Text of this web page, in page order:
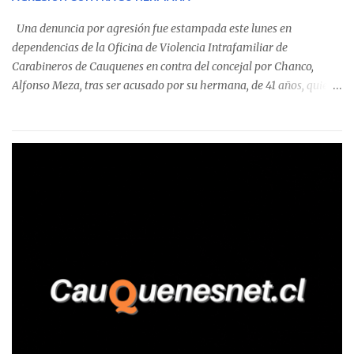
detectaron incumplimientos a la normativa vigente. El informe
precisa que la mayor cantidad de dinero apostado se registró en
Talca, donde...
Una denuncia por agresión fue estampada este lunes en
dependencias de la Oficina de Violencia Intrafamiliar de
Carabineros de Cauquenes en contra del concejal por Chanco,
Alfonso Meza, tras ser acusado por su hermana, de 41 años, quien
relató que los hechos ocurrieron cerca de las 11:30 horas en el
trabajadores, el edil descendió del vehículo y, en medio de la
confrontación, la habría tomado de los hombros, empujado al
suelo y agredido con golpes de pies y manos, mientr...